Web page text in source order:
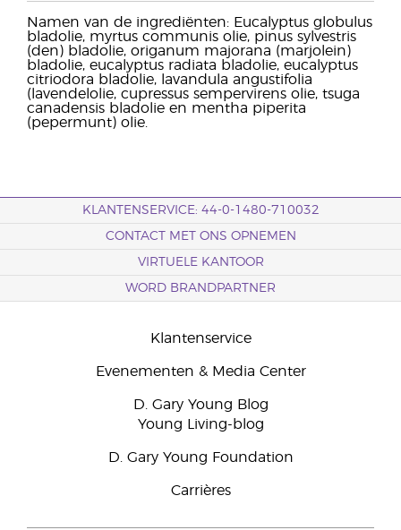
Namen van de ingrediënten: Eucalyptus globulus
bladolie, myrtus communis olie, pinus sylvestris
(den) bladolie, origanum majorana (marjolein)
bladolie, eucalyptus radiata bladolie, eucalyptus
citriodora bladolie, lavandula angustifolia
(lavendelolie, cupressus sempervirens olie, tsuga
canadensis bladolie en mentha piperita
(pepermunt) olie.
KLANTENSERVICE: 44-0-1480-710032
CONTACT MET ONS OPNEMEN
VIRTUELE KANTOOR
WORD BRANDPARTNER
Klantenservice
Evenementen & Media Center
D. Gary Young Blog
Young Living-blog
D. Gary Young Foundation
Carrières